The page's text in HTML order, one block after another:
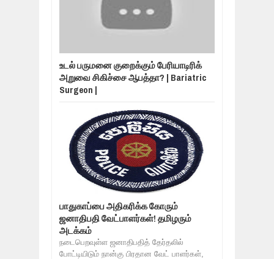
உடல் பருமனை குறைக்கும் பேரியாடிரிக்
அறுவை சிகிச்சை ஆபத்தா? | Bariatric
Surgeon |
பாதுகாப்பை அதிகரிக்க கோரும்
ஜனாதிபதி வேட்பாளர்கள்! தமிழரும்
அடக்கம்
நடைபெறவுள்ள ஜனாதிபதித் தேர்தலில்
போட்டியிடும் நான்கு பிரதான வேட் பாளர்கள்,